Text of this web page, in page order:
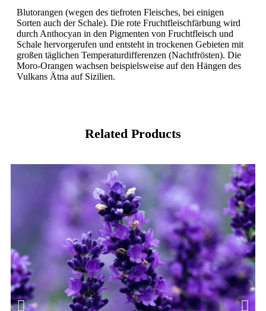
Blutorangen (wegen des tiefroten Fleisches, bei einigen
Sorten auch der Schale). Die rote Fruchtfleischfärbung wird
durch Anthocyan in den Pigmenten von Fruchtfleisch und
Schale hervorgerufen und entsteht in trockenen Gebieten mit
großen täglichen Temperaturdifferenzen (Nachtfrösten). Die
Moro-Orangen wachsen beispielsweise auf den Hängen des
Vulkans Ätna auf Sizilien.
Related Products